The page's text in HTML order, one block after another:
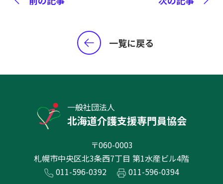
一覧に戻る
一般社団法人
北海道介護支援専門員協会
〒060-0003
札幌市中央区北3条西7丁目 第1水産ビル4階
011-596-0392
011-596-0394